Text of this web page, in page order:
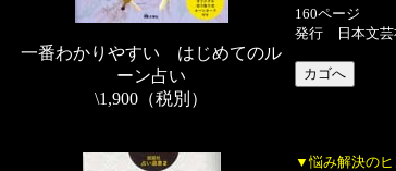
一番わかりやすい はじめてのル
ーン占い
\1,900（税別）
160ページ
発行 日本文芸
▼悩み解決の